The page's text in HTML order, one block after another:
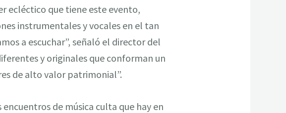
ecléctico que tiene este evento,
instrumentales y vocales en el tan
a escuchar”, señaló el director del
y originales que conforman un
de alto valor patrimonial”.
de música culta que hay en